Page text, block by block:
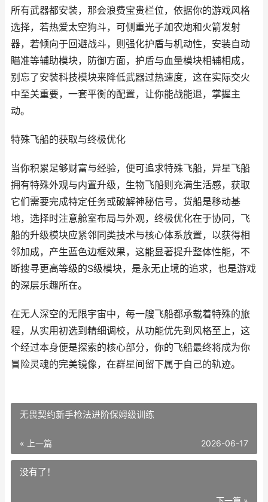
所有武器都安装，那会浪费宝贵栏位，依据你的游戏风格
选择，若热爱太空狗斗，可侧重光子加农炮和火箭发射
器，若倾向于回避战斗，则强化护盾与机动性，安装自动
瞄准等辅助模块，防御方面，护盾与血量模块相辅相成，
别忘了安装科技模块来降低武器过热速度，这在实际交火
中至关重要，一套平衡的配置，让你能战能退，掌握主
动。
特殊飞船的获取与终极优化
当你积累足够财富与经验，便可追求特殊飞船，异星飞船
拥有特殊外观与内置升级，生物飞船则充满生活感，获取
它们需要完成特定任务或破解神秘信号，货船是移动基
地，选择时注意舱室布局与外观，终极优化在于协同，飞
船的升级模块应紧邻同类技术与核心体系放置，以获得相
邻加成，产生蓝色边框效果，这能显著提升整体性能，不
断搜寻更高等级的S级模块，是永无止境的追求，也是游戏
的深层乐趣所在。
在无人深空的无限宇宙中，每一艘飞船都承载着特殊的旅
程，从实用初选到精细调校，从功能优先到风格至上，这
个经过本身便是探索的核心部分，你的飞船最终将成为你
冒险灵魂的完美镜像，在群星间留下属于自己的轨迹。
无畏契约新手枪法进阶保姆级训练
« 上一篇 2026-06-17
没有了！